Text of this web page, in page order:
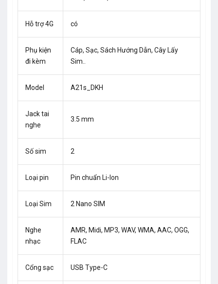
Hỗ trợ 4G có
Phụ kiện
đi kèm
Cáp, Sạc, Sách Hướng Dẫn, Cây Lấy
Sim..
Model A21s_DKH
Jack tai
nghe
3.5 mm
Số sim 2
Loại pin Pin chuẩn Li-Ion
Loại Sim 2 Nano SIM
Nghe
nhạc
AMR, Midi, MP3, WAV, WMA, AAC, OGG,
FLAC
Cổng sạc USB Type-C